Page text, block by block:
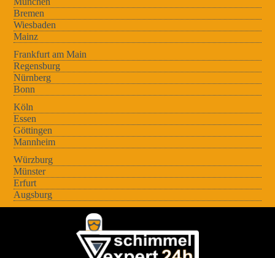
Bremen
Wiesbaden
Mainz
Frankfurt am Main
Regensburg
Nürnberg
Bonn
Köln
Essen
Göttingen
Mannheim
Würzburg
Münster
Erfurt
Augsburg